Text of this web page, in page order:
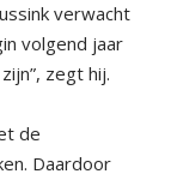
verwacht
volgend jaar
zegt hij.
de
Daardoor